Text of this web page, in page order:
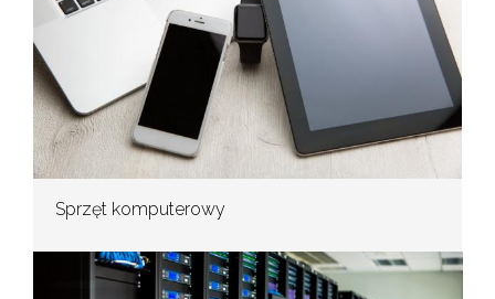
Sprzęt komputerowy